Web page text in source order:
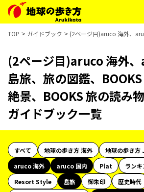
TOP ガイドブック (2ページ目)aruco 海外、
(2ページ目)aruco 海外、
島旅、旅の図鑑、
絶景、BOOKS 旅の読み
ガイドブック一覧
すべて 地球の歩き方 海外
地球の歩き方
aruco 海外
aruco 国内 Plat
ラン
Resort Style
島旅 御朱印 歴史時代